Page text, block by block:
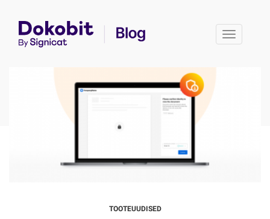
Toggle
TOOTEUUDISED